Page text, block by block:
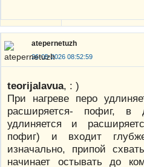
atepernetuzh
26-05-2026 08:52:59
teorijalavua, : )
При нагреве перо
расширяется- пофиг, в
удлиняется и
пофиг) и входит
изначально, припой
начинает остывать до